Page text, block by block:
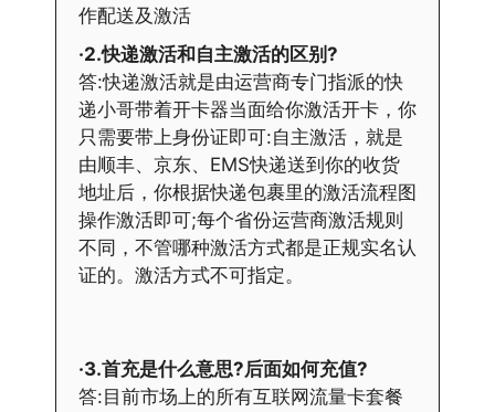
作配送及激活
·2.快递激活和自主激活的区别?
答:快递激活就是由运营商专门指派的快
递小哥带着开卡器当面给你激活开卡，你
只需要带上身份证即可:自主激活，就是
由顺丰、京东、EMS快递送到你的收货
地址后，你根据快递包裹里的激活流程图
操作激活即可;每个省份运营商激活规则
不同，不管哪种激活方式都是正规实名认
证的。激活方式不可指定。
·3.首充是什么意思?后面如何充值?
答:目前市场上的所有互联网流量卡套餐